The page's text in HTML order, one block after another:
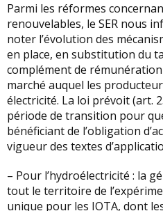
Parmi les réformes
renouvelables, le SER nous
noter l’évolution des
en place, en substitution du
complément de
marché auquel les
électricité. La loi prévoit (art.
période de transition pour
bénéficiant de l’obligation
vigueur des textes
– Pour l’hydroélectricité : la
tout le territoire de
unique pour les IOTA, dont